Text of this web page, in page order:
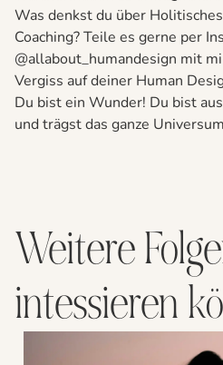
Was denkst du über
Coaching? Teile es gerne per
@allabout_humandesign mit
Vergiss auf deiner Human
Du bist ein Wunder! Du bist
und trägst das ganze
Weitere
intessieren